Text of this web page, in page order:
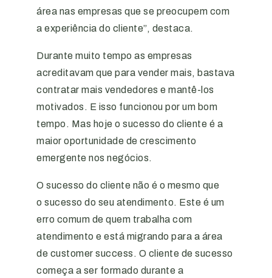
área nas empresas que se preocupem com
a experiência do cliente”, destaca.
Durante muito tempo as empresas
acreditavam que para vender mais, bastava
contratar mais vendedores e mantê-los
motivados. E isso funcionou por um bom
tempo. Mas hoje o sucesso do cliente é a
maior oportunidade de crescimento
emergente nos negócios.
O sucesso do cliente não é o mesmo que
o sucesso do seu atendimento. Este é um
erro comum de quem trabalha com
atendimento e está migrando para a área
de customer success. O cliente de sucesso
começa a ser formado durante a